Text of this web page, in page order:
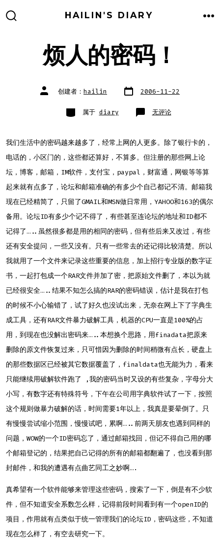
HAILIN'S DIARY
烦人的密码！
文
章 创建者： hailin 文
章
2006-11-22
类
别 属于 diary 烦
人
无评论
我们生活中的密码越来越多了，经常上网的人更多。除了银行卡的，
电话的，小区门的，这些都还算好，不算多。但注册的那些网上论
坛，博客，邮箱，IM软件，支付宝，paypal，财富通，网银等等算
起来就有点多了，论坛和邮箱准确的有多少个自己都记不清。邮箱我
现在已经精简了，只留了GMAIL和MSN做日常用，YAHOO和163的偶尔
备用。论坛ID有多少个记不得了，有些甚至连论坛的地址和ID都不
记得了…..虽然很多都是用的相同的密码，但有些后来又改过，有些
还有安全提问，一些又没有。只有一些常去的还记得比较清楚。所以
我就用了一个文件来记录这些重要的信息，加上招行专业版的数字证
书，一起打包成一个RAR文件并加了密，把原始文件删了，本以为就
已经很安全…..结果不知怎么搞的RAR的密码错误，估计是我在打包
的时候不小心输错了，试了好久也没试出来，无奈在网上下了字典生
成工具，还有RAR文件暴力破解工具，机器的CPU一直是100%的占
用，到现在也没解出密码来…..本想换个思路，用finadata把原来
删除的原文件恢复过来，只可惜因为删除的时间稍微有点长，硬盘上
的那些数据区已经被其它数据覆盖了，finaldata也无能为力，看来
只能继续用破解软件跑了 ,我的密码当时又设的有些复杂，字母分大
小写，有数字还有特殊符号，下午在公司用字典软件试了一下，按照
这个规则做暴力破解的话，时间需要1年以上，我真是要晕倒了。只
有慢慢尝试缩小范围，慢慢试吧，累啊…..前两天朋友也遇到同样的
问题，WOW的一个ID密码忘了，通过邮箱找回，但记不得自己用的哪
个邮箱登记的，结果把自己记得的所有的邮箱都翻遍了，也没看到那
封邮件，和我的遭遇有点曲艺同工之妙啊….
真希望有一个软件能够来管理这些密码，搜索了一下，倒是有不少软
件，但不知道安全系数怎么样，记得前段时间看到有一个openID的
项目，作用就有点类似于统一管理我们的论坛ID，密码这些，不知道
现在怎么样了，有空去研究一下。